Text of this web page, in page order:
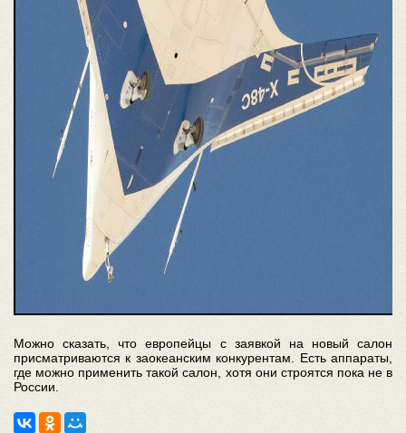
Можно сказать, что европейцы с заявкой на новый салон
присматриваются к заокеанским конкурентам. Есть аппараты,
где можно применить такой салон, хотя они строятся пока не в
России.